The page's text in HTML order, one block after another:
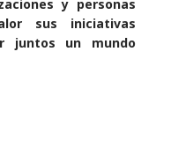
y personas
sus iniciativas
juntos un mundo